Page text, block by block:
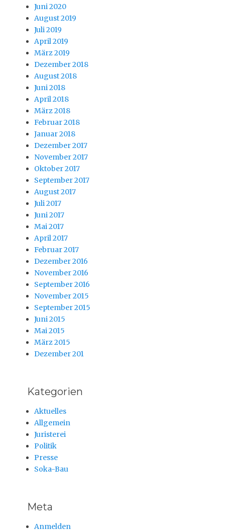
Juni 2020
August 2019
Juli 2019
April 2019
März 2019
Dezember 2018
August 2018
Juni 2018
April 2018
März 2018
Februar 2018
Januar 2018
Dezember 2017
November 2017
Oktober 2017
September 2017
August 2017
Juli 2017
Juni 2017
Mai 2017
April 2017
Februar 2017
Dezember 2016
November 2016
September 2016
November 2015
September 2015
Juni 2015
Mai 2015
März 2015
Dezember 201
Kategorien
Aktuelles
Allgemein
Juristerei
Politik
Presse
Soka-Bau
Meta
Anmelden